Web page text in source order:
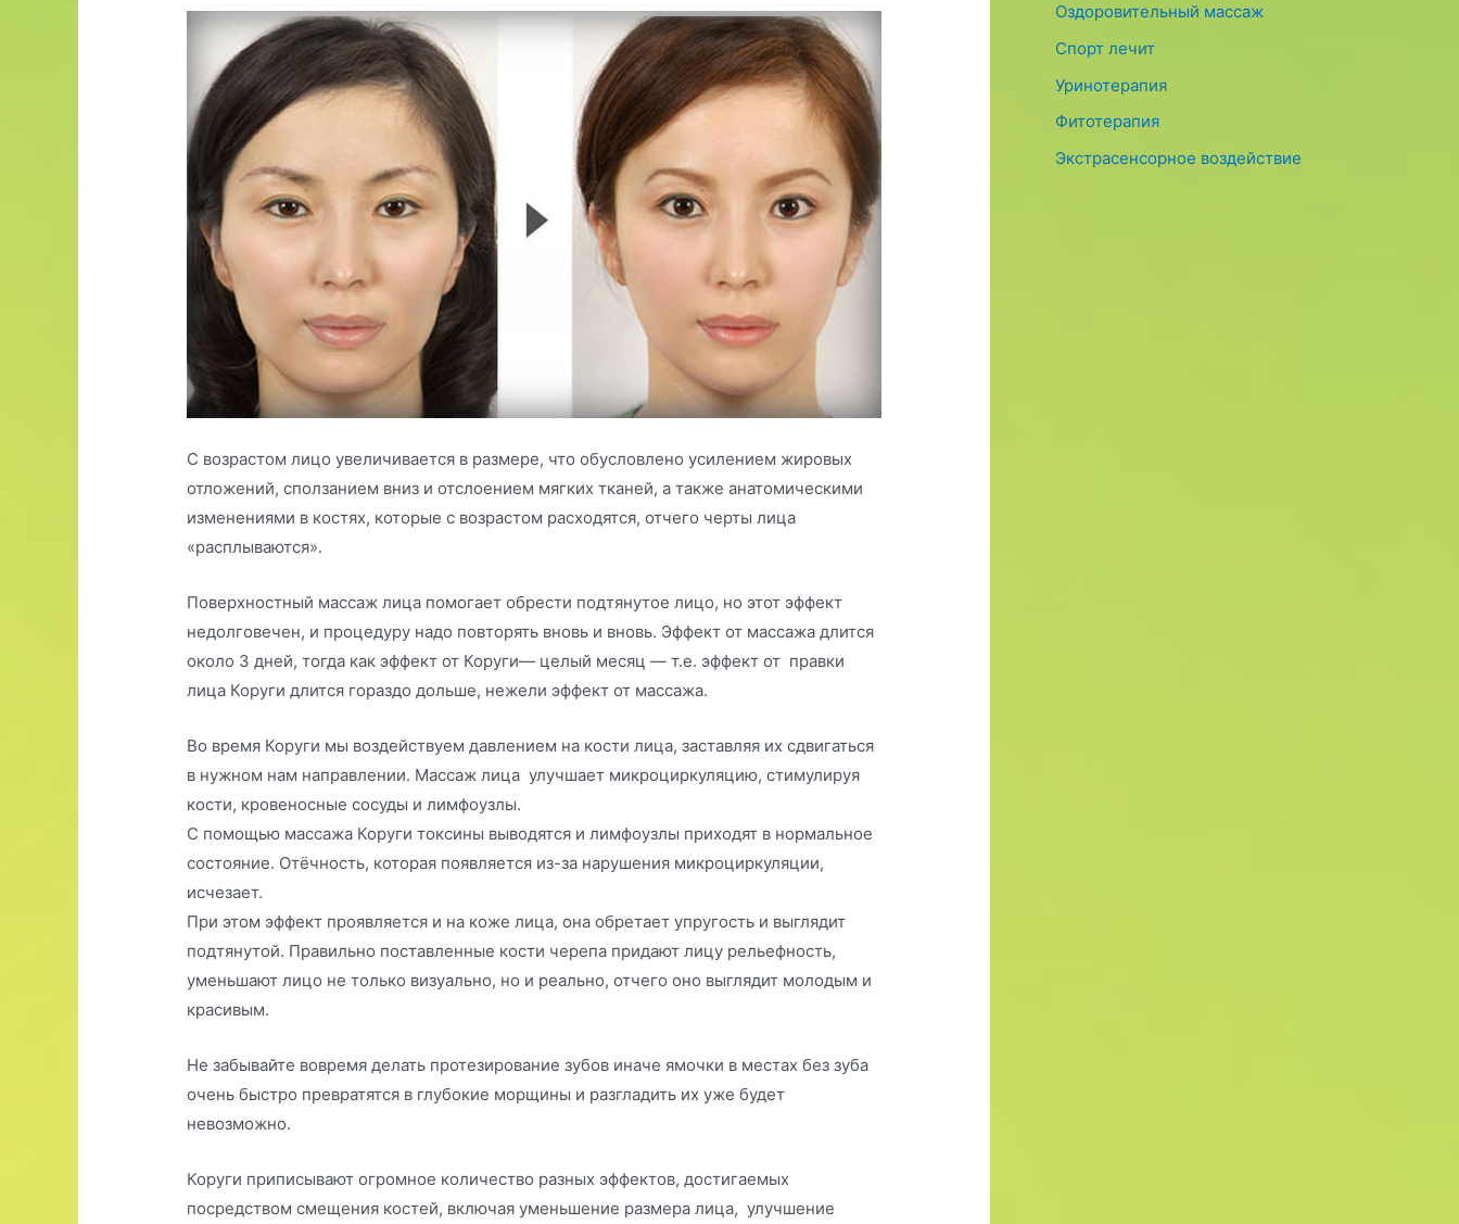
С возрастом лицо увеличивается в размере, что обусловлено усилением жировых
отложений, сползанием вниз и отслоением мягких тканей, а также анатомическими
изменениями в костях, которые с возрастом расходятся, отчего черты лица
«расплываются».
Поверхностный массаж лица помогает обрести подтянутое лицо, но этот эффект
недолговечен, и процедуру надо повторять вновь и вновь. Эффект от массажа длится
около 3 дней, тогда как эффект от Коруги— целый месяц — т.е. эффект от правки
лица Коруги длится гораздо дольше, нежели эффект от массажа.
Во время Коруги мы воздействуем давлением на кости лица, заставляя их сдвигаться
в нужном нам направлении. Массаж лица улучшает микроциркуляцию, стимулируя
кости, кровеносные сосуды и лимфоузлы.
С помощью массажа Коруги токсины выводятся и лимфоузлы приходят в нормальное
состояние. Отёчность, которая появляется из-за нарушения микроциркуляции,
исчезает.
При этом эффект проявляется и на коже лица, она обретает упругость и выглядит
подтянутой. Правильно поставленные кости черепа придают лицу рельефность,
уменьшают лицо не только визуально, но и реально, отчего оно выглядит молодым и
красивым.
Не забывайте вовремя делать протезирование зубов иначе ямочки в местах без зуба
очень быстро превратятся в глубокие морщины и разгладить их уже будет
невозможно.
Коруги приписывают огромное количество разных эффектов, достигаемых
посредством смещения костей, включая уменьшение размера лица, улучшение
Оздоровительный массаж
Спорт лечит
Уринотерапия
Фитотерапия
Экстрасенсорное воздействие